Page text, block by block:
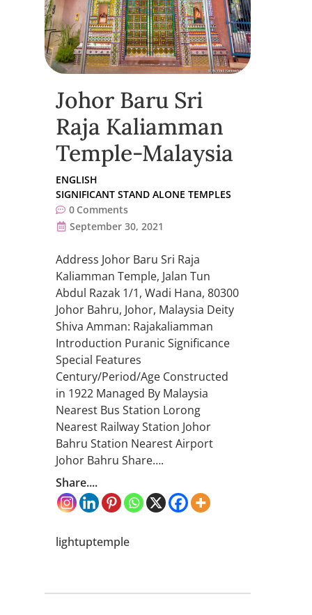
Johor Baru Sri
Raja Kaliamman
Temple-Malaysia
ENGLISH
SIGNIFICANT STAND ALONE TEMPLES
0 Comments
September 30, 2021
Address Johor Baru Sri Raja
Kaliamman Temple, Jalan Tun
Abdul Razak 1/1, Wadi Hana, 80300
Johor Bahru, Johor, Malaysia Deity
Shiva Amman: Rajakaliamman
Introduction Puranic Significance
Special Features
Century/Period/Age Constructed
in 1922 Managed By Malaysia
Nearest Bus Station Lorong
Nearest Railway Station Johor
Bahru Station Nearest Airport
Johor Bahru Share….
Share....
lightuptemple